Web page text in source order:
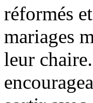
réformés
mariages
leur